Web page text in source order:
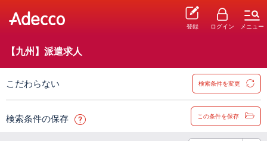
登録 ログイン メニュー
【九州】派遣求人
こだわらない 検索条件を変更
検索条件の保存 この条件を保存